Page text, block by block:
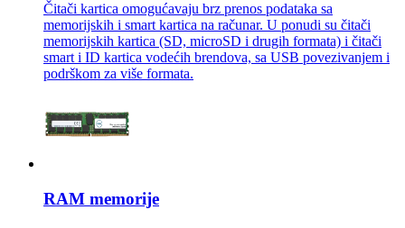
Čitači kartica omogućavaju brz prenos podataka sa
memorijskih i smart kartica na računar. U ponudi su čitači
memorijskih kartica (SD, microSD i drugih formata) i čitači
smart i ID kartica vodećih brendova, sa USB povezivanjem i
podrškom za više formata.
RAM memorije